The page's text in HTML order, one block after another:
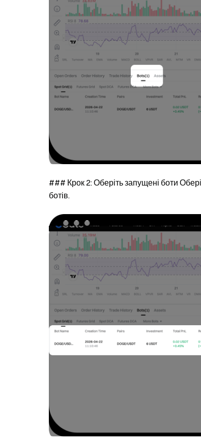
### Крок 2: Оберіть запущені боти
ботів.